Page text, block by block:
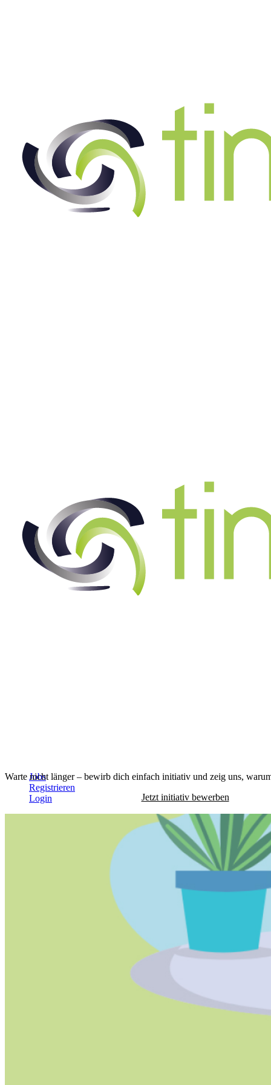
Jobs
Registrieren
Login
Warte nicht länger – bewirb dich einfach initiativ und zeig uns,
Jetzt initiativ bewerben